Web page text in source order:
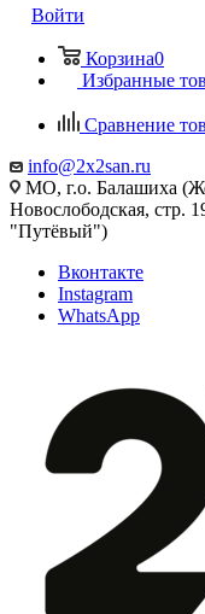
Войти
Корзина0
Избранные
Сравнение
info@2x2san.ru
МО, г.о. Балашиха
Новослободская, стр.
"Путёвый")
Вконтакте
Instagram
WhatsApp